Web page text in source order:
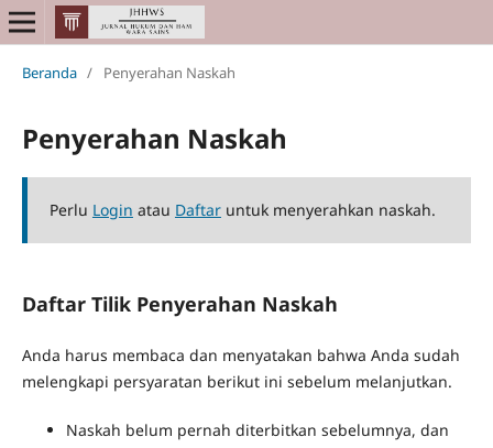
Beranda / Penyerahan Naskah
Penyerahan Naskah
Perlu Login atau Daftaruntuk menyerahkan naskah.
Daftar Tilik Penyerahan Naskah
Anda harus membaca dan menyatakan bahwa Anda sudah
melengkapi persyaratan berikut ini sebelum melanjutkan.
Naskah belum pernah diterbitkan sebelumnya, dan